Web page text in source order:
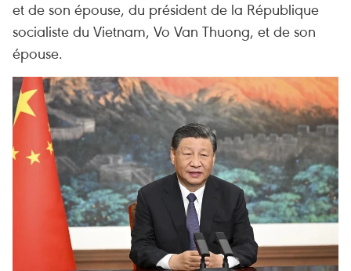
et de son épouse, du président de la République
socialiste du Vietnam, Vo Van Thuong, et de son
épouse.